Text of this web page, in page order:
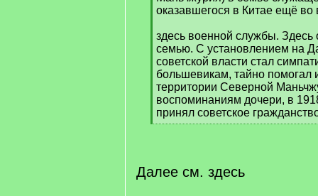
]оказавшегося в Китае ещё
здесь военной службы. Здесь
семью. С установлением на
советской власти стал
большевикам, тайно помогал
территории Северной
воспоминаниям дочери, в
принял советское
[
Далее см. здесь